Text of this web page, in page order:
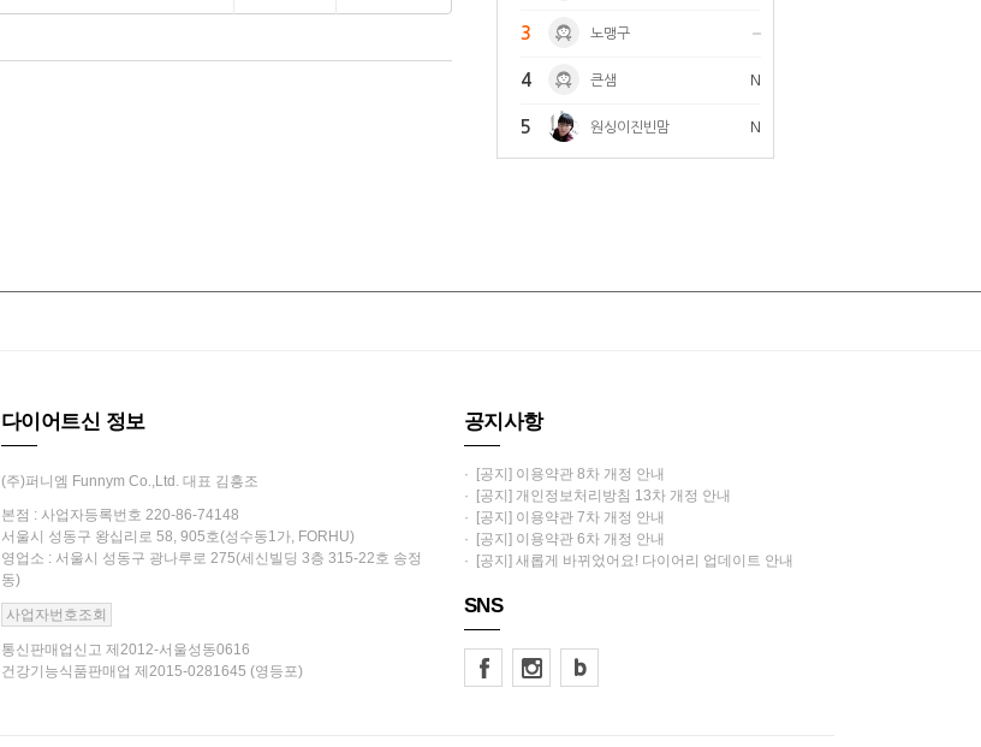
3 노맹구
4 큰샘 N
5 원싱이진빈맘 N
다이어트신 정보
(주)퍼니엠 Funnym Co.,Ltd. 대표 김흥조
본점 : 사업자등록번호 220-86-74148
서울시 성동구 왕십리로 58, 905호(성수동1가, FORHU)
영업소 : 서울시 성동구 광나루로 275(세신빌딩 3층 315-22호 송정
동)
사업자번호조회
통신판매업신고 제2012-서울성동0616
건강기능식품판매업 제2015-0281645 (영등포)
공지사항
· [공지] 이용약관 8차 개정 안내
· [공지] 개인정보처리방침 13차 개정 안내
· [공지] 이용약관 7차 개정 안내
· [공지] 이용약관 6차 개정 안내
· [공지] 새롭게 바뀌었어요! 다이어리 업데이트 안내
SNS